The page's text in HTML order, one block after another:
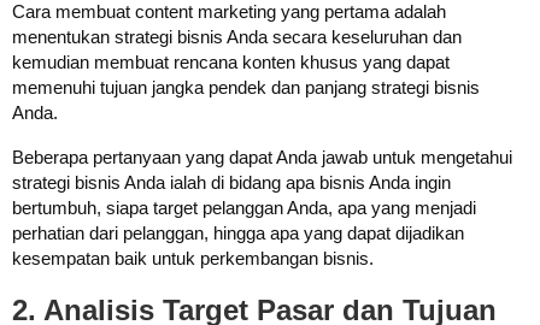
Cara membuat content marketing yang pertama adalah
menentukan strategi bisnis Anda secara keseluruhan dan
kemudian membuat rencana konten khusus yang dapat
memenuhi tujuan jangka pendek dan panjang strategi bisnis
Anda.
Beberapa pertanyaan yang dapat Anda jawab untuk mengetahui
strategi bisnis Anda ialah di bidang apa bisnis Anda ingin
bertumbuh, siapa target pelanggan Anda, apa yang menjadi
perhatian dari pelanggan, hingga apa yang dapat dijadikan
kesempatan baik untuk perkembangan bisnis.
2. Analisis Target Pasar dan Tujuan